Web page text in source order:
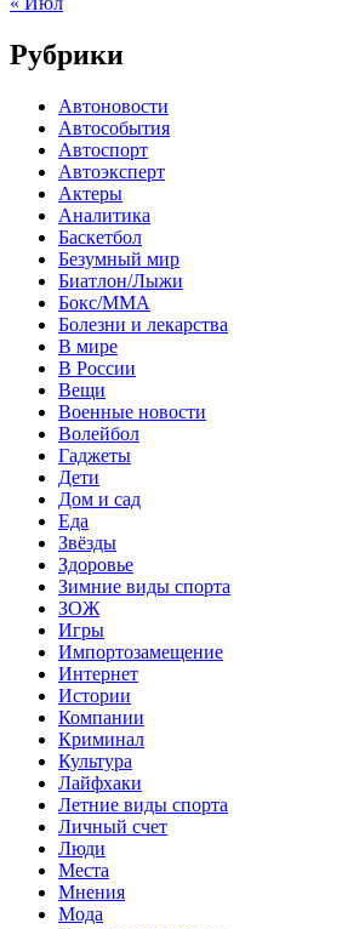
Рубрики
Автоновости
Автособытия
Автоспорт
Автоэксперт
Актеры
Аналитика
Баскетбол
Безумный мир
Биатлон/Лыжи
Бокс/MMA
Болезни и лекарства
В мире
В России
Вещи
Военные новости
Волейбол
Гаджеты
Дети
Дом и сад
Еда
Звёзды
Здоровье
Зимние виды спорта
ЗОЖ
Игры
Импортозамещение
Интернет
Истории
Компании
Криминал
Культура
Лайфхаки
Летние виды спорта
Личный счет
Люди
Места
Мнения
Мода